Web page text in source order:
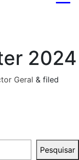
2024
Geral & filed
Pesquisar